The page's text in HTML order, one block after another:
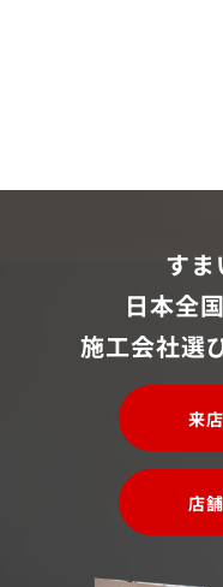
す
日本全
施工会社選
来
店